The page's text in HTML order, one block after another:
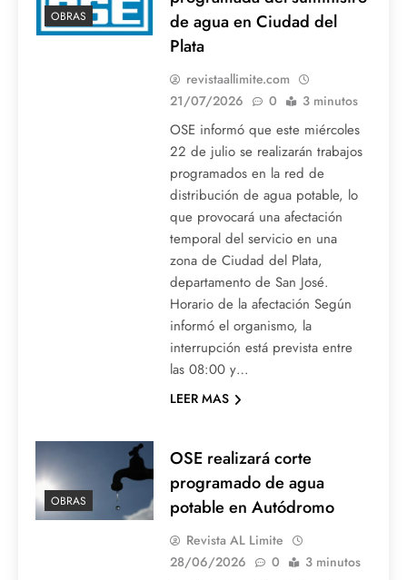
OBRAS
de agua en Ciudad del
Plata
revistaallimite.com
21/07/2026
0 3 minutos
OSE informó que este miércoles
22 de julio se realizarán trabajos
programados en la red de
distribución de agua potable, lo
que provocará una afectación
temporal del servicio en una
zona de Ciudad del Plata,
departamento de San José.
Horario de la afectación Según
informó el organismo, la
interrupción está prevista entre
las 08:00 y…
LEER MAS
OBRAS
OSE realizará corte
programado de agua
potable en Autódromo
Revista AL Limite
28/06/2026
0 3 minutos